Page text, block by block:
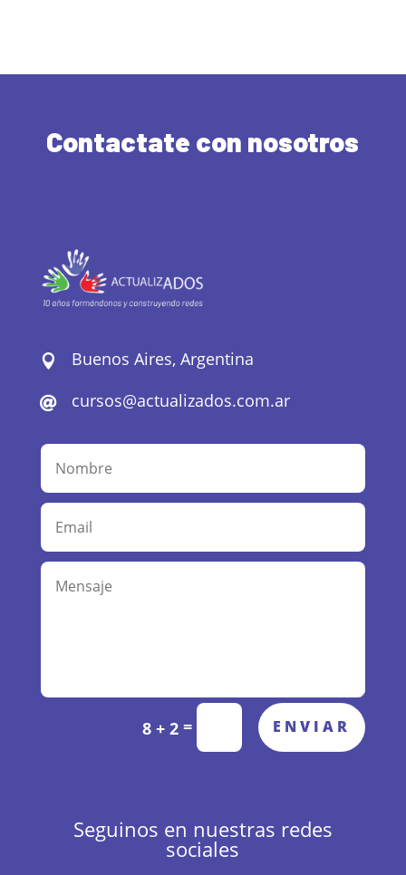
Contactate con nosotros
 Buenos Aires, Argentina
 cursos@actualizados.com.ar
8 + 2 = ENVIAR
Seguinos en nuestras redes
sociales